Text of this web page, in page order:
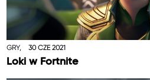
GRY, 30 CZE 2021
Loki w Fortnite